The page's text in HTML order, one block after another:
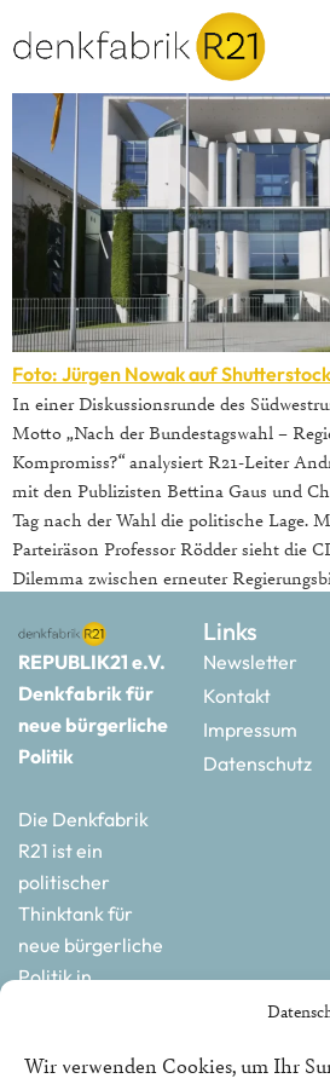
Wir verwenden Cookies, um Ihr
Foto: Jürgen Nowak auf Shutterstock
In einer Diskussionsrunde des
Motto „Nach der Bundestagswahl –
Kompromiss?“ analysiert R21-Leiter
mit den Publizisten Bettina Gaus und
Tag nach der Wahl die politische Lage.
Parteiräson Professor Rödder sieht die
Dilemma zwischen erneuter
REPUBLIK21 e.V.
Denkfabrik für
neue bürgerliche
Politik
Die Denkfabrik
R21 ist ein
politischer
Thinktank für
neue bürgerliche
Politik in
Links
Newsletter
Kontakt
Impressum
Datenschutz